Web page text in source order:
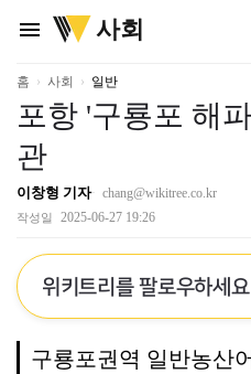
menu
위
키
리
사회
홈 사회 일반
포항 '구룡포 해
관
이창형 기자 chang@wikitree.co.kr
작성일 2025-06-27 19:26
위키트리를 팔로우하세요
구룡포권역 일반농산